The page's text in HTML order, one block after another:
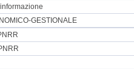
GESTIONALE